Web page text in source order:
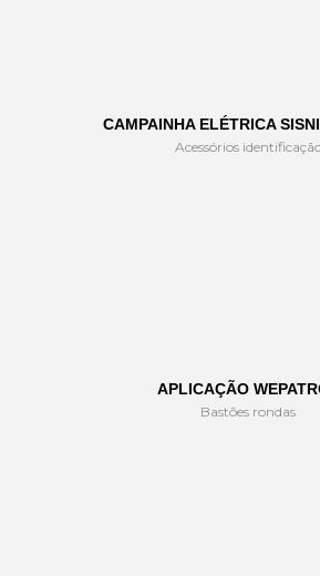
CAMPAINHA ELÉTRICA
Acessórios
APLICAÇÃO
Bastões rondas